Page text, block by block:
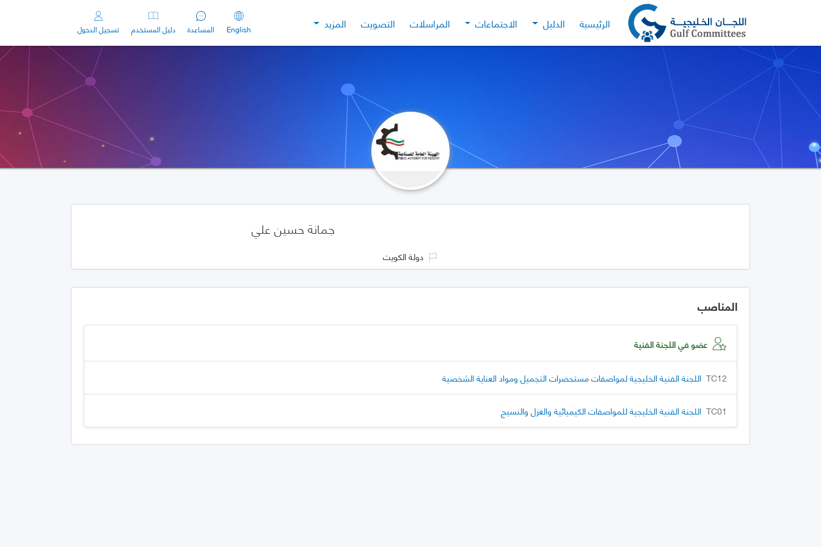
الرئيسية الدليل الاجتماعات المراسلات التصويت المزيد English المساعدة دليل المستخدم تسجيل الدخول
جمانة حسين علي
دولة الكويت
المناصب
عضو في اللجنة الفنية
TC12 اللجنة الفنية الخليجية لمواصفات مستحضرات التجميل ومواد العناية الشخصية
TC01 اللجنة الفنية الخليجية للمواصفات الكيميائية والغزل والنسيج